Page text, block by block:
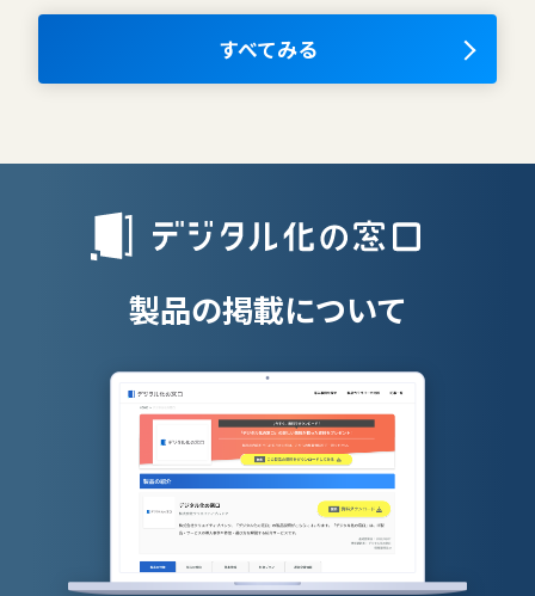
ナレッジマネジメントツール
OKRツール
授業支援シス
すべてみる
製品の掲載について